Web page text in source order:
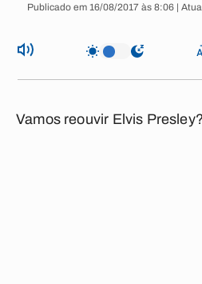
Publicado em 16/08/2017 às 8:06 |
Vamos reouvir Elvis Presley?